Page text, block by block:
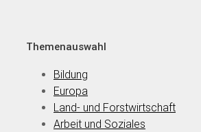
Themenauswahl
Bildung
Europa
Land- und Forstwirtschaft
Arbeit und Soziales